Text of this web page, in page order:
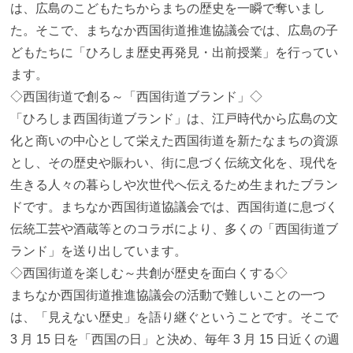
は、広島のこどもたちからまちの歴史を一瞬で奪いまし
た。そこで、まちなか西国街道推進協議会では、広島の子
どもたちに「ひろしま歴史再発見・出前授業」を行ってい
ます。
◇西国街道で創る～「西国街道ブランド」◇
「ひろしま西国街道ブランド」は、江戸時代から広島の文
化と商いの中心として栄えた西国街道を新たなまちの資源
とし、その歴史や賑わい、街に息づく伝統文化を、現代を
生きる人々の暮らしや次世代へ伝えるため生まれたブラン
ドです。まちなか西国街道協議会では、西国街道に息づく
伝統工芸や酒蔵等とのコラボにより、多くの「西国街道ブ
ランド」を送り出しています。
◇西国街道を楽しむ～共創が歴史を面白くする◇
まちなか西国街道推進協議会の活動で難しいことの一つ
は、「見えない歴史」を語り継ぐということです。そこで
3 月 15 日を「西国の日」と決め、毎年 3 月 15 日近くの週